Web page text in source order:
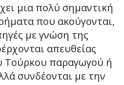
μια πολύ σημαντική
που ακούγονται,
με γνώση της
απευθείας
Τούρκου παραγωγού ή
συνδέονται με την